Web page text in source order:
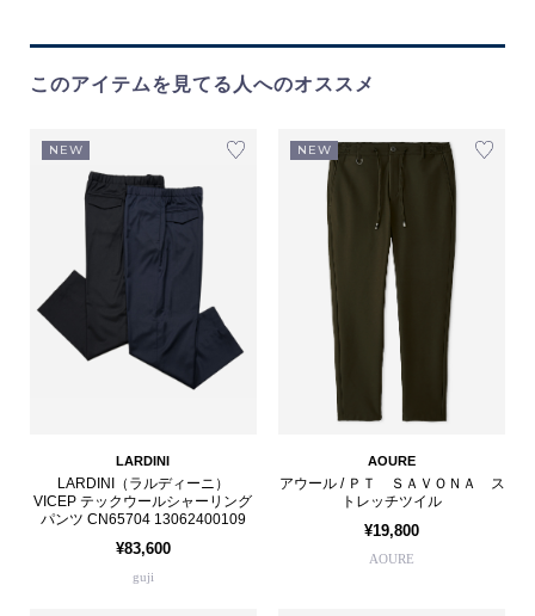
このアイテムを見てる人へのオススメ
NEW
LARDINI
LARDINI（ラルディーニ）
VICEP テックウールシャーリング
パンツ CN65704 13062400109
¥83,600
guji
NEW
AOURE
アウール / ＰＴ ＳＡＶＯＮＡ ス
トレッチツイル
¥19,800
AOURE